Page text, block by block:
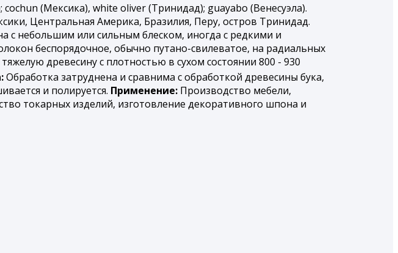
(Мексика), white oliver (Тринидад); guayabo (Венесуэла).
Центральная Америка, Бразилия, Перу, остров Тринидад.
с небольшим или сильным блеском, иногда с редкими и
беспорядочное, обычно путано-свилеватое, на радиальных
древесину с плотностью в сухом состоянии 800 - 930
Обработка затруднена и сравнима с обработкой древесины бука,
и полируется. Применение: Производство мебели,
токарных изделий, изготовление декоративного шпона и